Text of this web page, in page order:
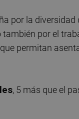
por la diversidad
también por el
permitan
, 5 más que el